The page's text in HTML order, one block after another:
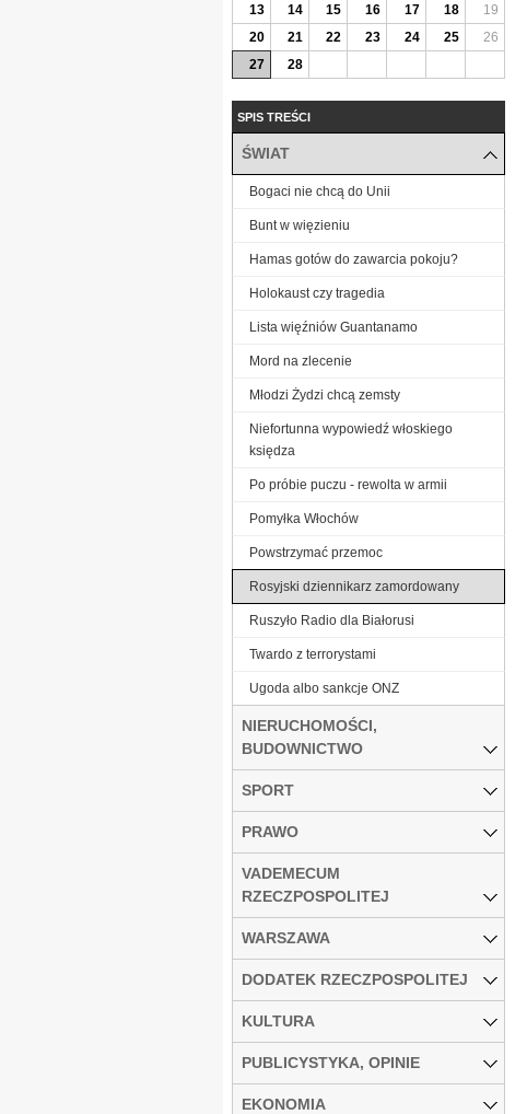
13
14 15 16 17 18
19
20
21 22 23 24 25
26
27
28
SPIS TREŚCI
ŚWIAT
Bogaci nie chcą do Unii
Bunt w więzieniu
Hamas gotów do zawarcia pokoju?
Holokaust czy tragedia
Lista więźniów Guantanamo
Mord na zlecenie
Młodzi Żydzi chcą zemsty
Niefortunna wypowiedź włoskiego
księdza
Po próbie puczu - rewolta w armii
Pomyłka Włochów
Powstrzymać przemoc
Rosyjski dziennikarz zamordowany
Ruszyło Radio dla Białorusi
Twardo z terrorystami
Ugoda albo sankcje ONZ
NIERUCHOMOŚCI,
BUDOWNICTWO
SPORT
PRAWO
VADEMECUM
RZECZPOSPOLITEJ
WARSZAWA
DODATEK RZECZPOSPOLITEJ
KULTURA
PUBLICYSTYKA, OPINIE
EKONOMIA